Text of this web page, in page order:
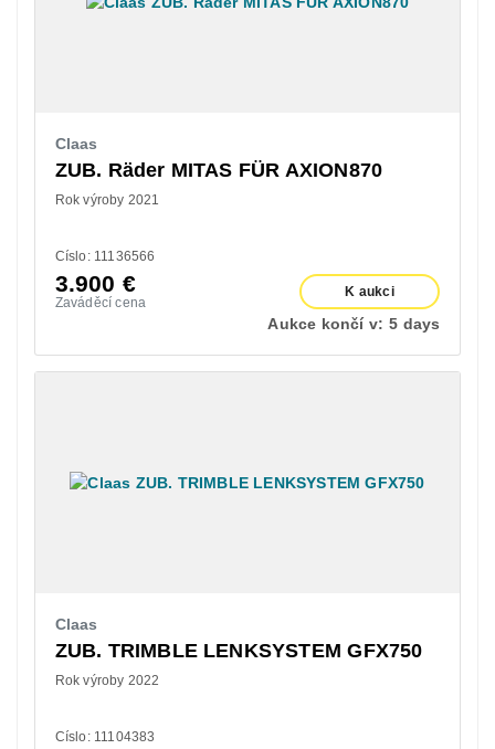
Claas
ZUB. Räder MITAS FÜR AXION870
Rok výroby 2021
Císlo: 11136566
3.900 €
Zaváděcí cena
K aukci
Aukce končí v: 5 days
Claas
ZUB. TRIMBLE LENKSYSTEM GFX750
Rok výroby 2022
Císlo: 11104383